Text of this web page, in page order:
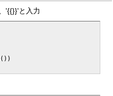
'{{}}'と入力
( ) )